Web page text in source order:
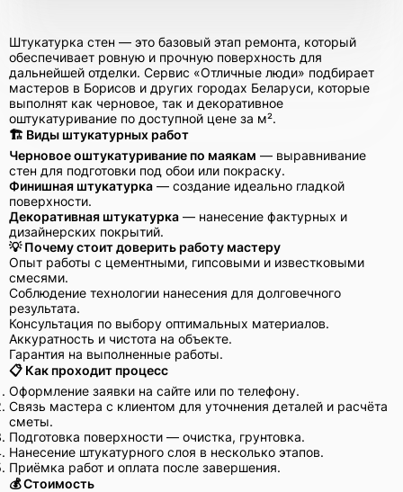
Штукатурка стен — это базовый этап ремонта, который
обеспечивает ровную и прочную поверхность для
дальнейшей отделки. Сервис «Отличные люди» подбирает
мастеров в Борисов и других городах Беларуси, которые
выполнят как черновое, так и декоративное
оштукатуривание по доступной цене за м².
🏗 Виды штукатурных работ
Черновое оштукатуривание по маякам — выравнивание
стен для подготовки под обои или покраску.
Финишная штукатурка — создание идеально гладкой
поверхности.
Декоративная штукатурка — нанесение фактурных и
дизайнерских покрытий.
💡 Почему стоит доверить работу мастеру
Опыт работы с цементными, гипсовыми и известковыми
смесями.
Соблюдение технологии нанесения для долговечного
результата.
Консультация по выбору оптимальных материалов.
Аккуратность и чистота на объекте.
Гарантия на выполненные работы.
📋 Как проходит процесс
Оформление заявки на сайте или по телефону.
Связь мастера с клиентом для уточнения деталей и расчёта
сметы.
Подготовка поверхности — очистка, грунтовка.
Нанесение штукатурного слоя в несколько этапов.
Приёмка работ и оплата после завершения.
💰 Стоимость